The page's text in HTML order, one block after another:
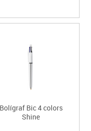
Bolígraf Bic 4 colors
Shine